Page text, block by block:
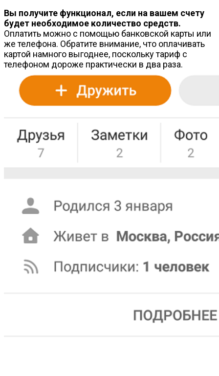
Вы получите функционал, если на вашем счету
будет необходимое количество средств.
Оплатить можно с помощью банковской карты или
же телефона. Обратите внимание, что оплачивать
картой намного выгоднее, поскольку тариф с
телефоном дороже практически в два раза.